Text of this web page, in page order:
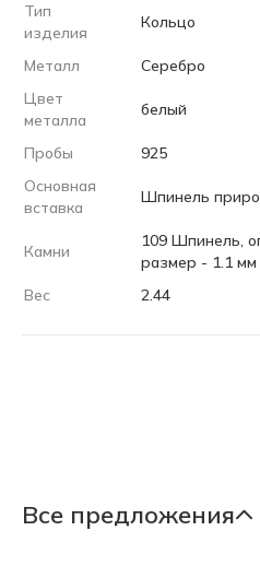
Тип
изделия
Кольцо
Металл
Серебро
Цвет
металла
белый
Пробы
925
Основная
вставка
Шпинель
Камни
109 Шпинель,
размер - 1.1 мм
Вес
2.44
Все предложения